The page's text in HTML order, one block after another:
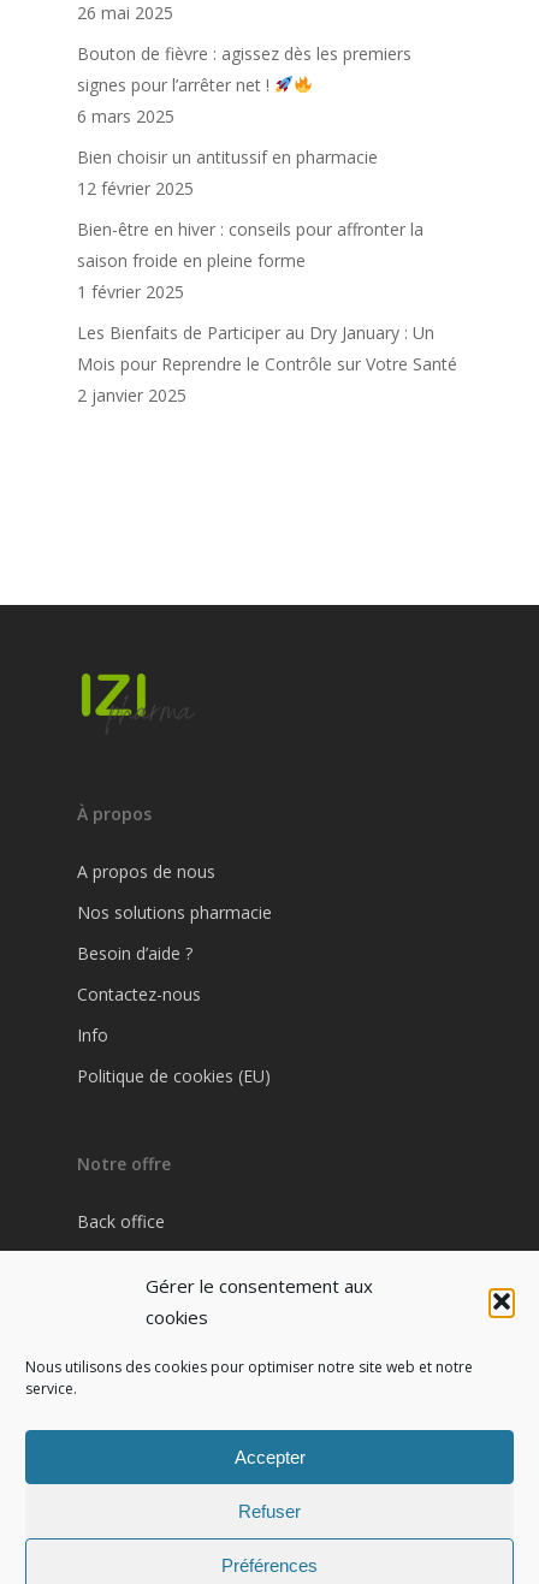
Gérer le consentement aux
cookies
Nous utilisons des cookies pour optimiser notre site web et notre
service.
Accepter
Refuser
Préférences
26 mai 2025
Bouton de fièvre : agissez dès les premiers
signes pour l’arrêter net !
6 mars 2025
Bien choisir un antitussif en pharmacie
12 février 2025
Bien-être en hiver : conseils pour affronter la
saison froide en pleine forme
1 février 2025
Les Bienfaits de Participer au Dry January : Un
Mois pour Reprendre le Contrôle sur Votre Santé
2 janvier 2025
À propos
A propos de nous
Nos solutions pharmacie
Besoin d’aide ?
Contactez-nous
Info
Politique de cookies (EU)
Notre offre
Back office
Tel : 04 91 54 91 52